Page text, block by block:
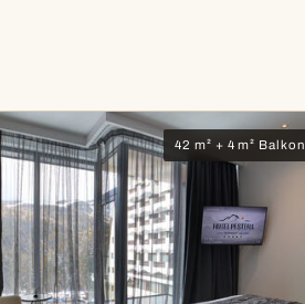
42 m² + 4 m² Balkon